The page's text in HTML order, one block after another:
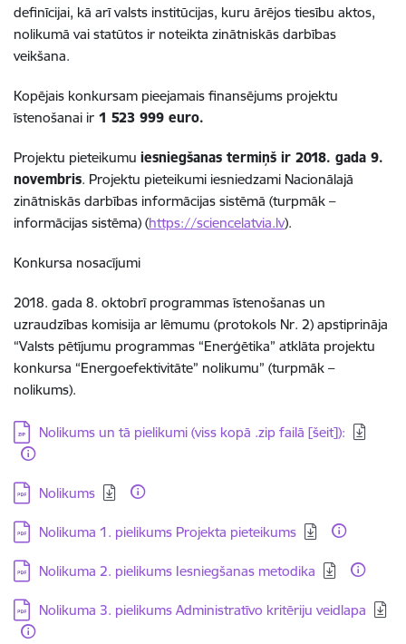
definīcijai, kā arī valsts institūcijas, kuru ārējos tiesību aktos,
nolikumā vai statūtos ir noteikta zinātniskās darbības
veikšana.
Kopējais konkursam pieejamais finansējums projektu
īstenošanai ir 1 523 999 euro.
Projektu pieteikumu iesniegšanas termiņš ir 2018. gada 9.
novembris. Projektu pieteikumi iesniedzami Nacionālajā
zinātniskās darbības informācijas sistēmā (turpmāk –
informācijas sistēma) (https://sciencelatvia.lv).
Konkursa nosacījumi
2018. gada 8. oktobrī programmas īstenošanas un
uzraudzības komisija ar lēmumu (protokols Nr. 2) apstiprināja
“Valsts pētījumu programmas “Enerģētika” atklāta projektu
konkursa “Energoefektivitāte” nolikumu” (turpmāk –
nolikums).
Lejupielādēt:
Nolikums un tā pielikumi (viss kopā .zip failā [šeit]):
Lejupielādēt:
Nolikums
Lejupielādēt:
Nolikuma 1. pielikums Projekta pieteikums
Lejupielādēt:
Nolikuma 2. pielikums Iesniegšanas metodika
Lejupielādēt:
Nolikuma 3. pielikums Administratīvo kritēriju veidlapa